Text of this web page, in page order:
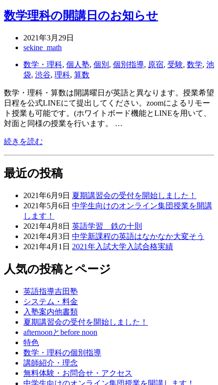
数学理科の開講日のお知らせ
2021年3月29日
sekine_math
数学・理科, 個人塾, 個別 , 個別指導, 原宿, 受験, 数学, 池
袋, 渋谷, 理科, 算数
数学・理科・算数は開講曜日が英語と異なります。授業希望
日程を公式LINEにて提出してください。zoomによるリモー
ト授業も可能です。(ホワイトボード機能とLINEを用いて、
対面と同様の授業を行います。 …
続きを読む
最近の投稿
2021年6月9日 夏期講習会の受付を開始しました！
2021年5月6日 中学生向けのオンライン集団授業を開講
します！
2021年4月8日 英語学習 鉄の十則
2021年4月3日 中学新課程の英語はなかなか大変そう
2021年4月1日 2021年入試大学入試合格実績
人気の投稿とページ
英語指導吉田塾
システム・料金
入塾案内他書類
夏期講習会の受付を開始しました！
afternoonとbefore noon
特色
数学・理科の個別指導
講師紹介・理念
無料体験・お問合せ・アクセス